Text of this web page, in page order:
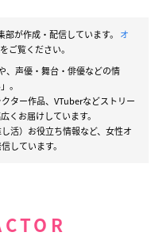
部が作成・配信しています。 オ
ご覧ください。
、声優・舞台・俳優などの情
。
ター作品、VTuberなどストリー
くお届けしています。
活）お役立ち情報など、女性オ
しています。